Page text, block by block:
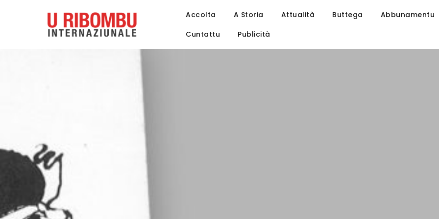
Accolta A Storia Attualità Buttega
Abbunamentu
Cuntattu
Publicità